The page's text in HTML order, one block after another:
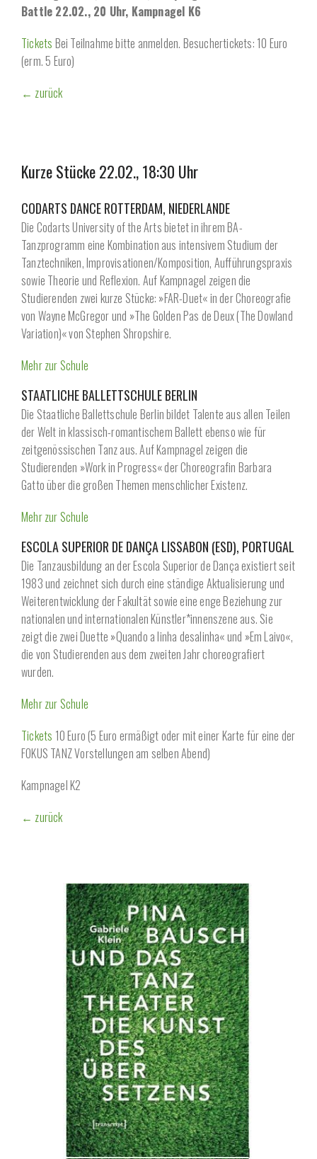
Battle 22.02., 20 Uhr, Kampnagel K6
Tickets Bei Teilnahme bitte anmelden. Besuchertickets: 10 Euro
(erm. 5 Euro)
← zurück
Kurze Stücke 22.02., 18:30 Uhr
CODARTS DANCE ROTTERDAM, NIEDERLANDE
Die Codarts University of the Arts bietet in ihrem BA-
Tanzprogramm eine Kombination aus intensivem Studium der
Tanztechniken, Improvisationen/Komposition, Aufführungspraxis
sowie Theorie und Reflexion. Auf Kampnagel zeigen die
Studierenden zwei kurze Stücke: »FAR-Duet« in der Choreografie
von Wayne McGregor und »The Golden Pas de Deux (The Dowland
Variation)« von Stephen Shropshire.
Mehr zur Schule
STAATLICHE BALLETTSCHULE BERLIN
Die Staatliche Ballettschule Berlin bildet Talente aus allen Teilen
der Welt in klassisch-romantischem Ballett ebenso wie für
zeitgenössischen Tanz aus. Auf Kampnagel zeigen die
Studierenden »Work in Progress« der Choreografin Barbara
Gatto über die großen Themen menschlicher Existenz.
Mehr zur Schule
ESCOLA SUPERIOR DE DANÇA LISSABON (ESD), PORTUGAL
Die Tanzausbildung an der Escola Superior de Dança existiert seit
1983 und zeichnet sich durch eine ständige Aktualisierung und
Weiterentwicklung der Fakultät sowie eine enge Beziehung zur
nationalen und internationalen Künstler*innenszene aus. Sie
zeigt die zwei Duette »Quando a linha desalinha« und »Em Laivo«,
die von Studierenden aus dem zweiten Jahr choreografiert
wurden.
Mehr zur Schule
Tickets 10 Euro (5 Euro ermäßigt oder mit einer Karte für eine der
FOKUS TANZ Vorstellungen am selben Abend)
Kampnagel K2
← zurück